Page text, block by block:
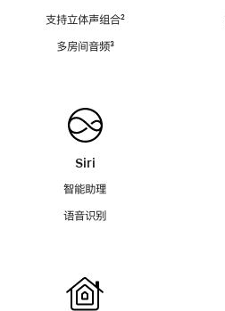
支持立体声组合脚
²
多房间音频脚
³
Siri
智能助理
语音识别